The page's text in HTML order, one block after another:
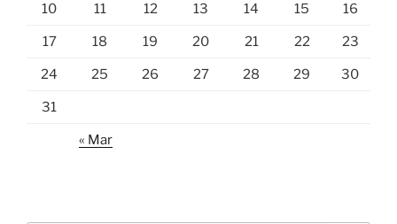
10 11 12 13 14 15 16
17 18 19 20 21 22 23
24 25 26 27 28 29 30
31
« Mar